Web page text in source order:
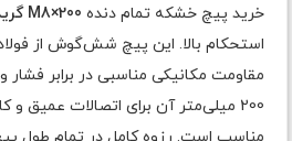
خرید پیچ خشکه تمام دنده M8×200 گرید 8.8
استحکام بالا. این پیچ شش‌گوش از
مقاومت مکانیکی مناسبی در برابر فشار و
200 میلی‌متر آن برای اتصالات عمیق